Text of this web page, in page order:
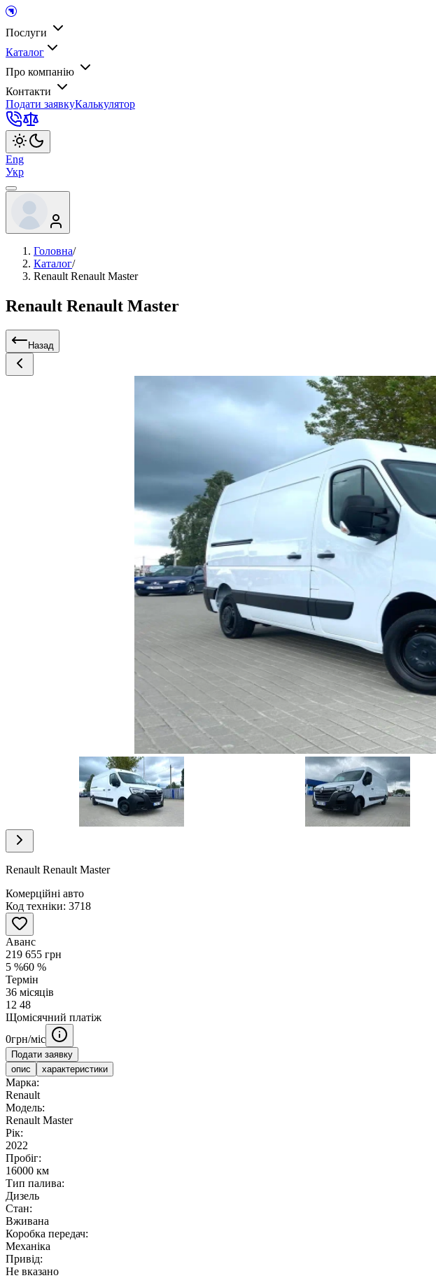
Послуги
Каталог
Про компанію
Контакти
Подати заявкуКалькулятор
Eng
Укр
Головна/
Каталог/
Renault Renault Master
Renault Renault Master
Назад
Item
18
Renault Renault Master
Комерційні авто
Код техніки: 3718
Аванс
219 655 грн
5 %60 %
Термін
36 місяців
12 48
Щомісячний платіж
0грн/міс
Подати заявку
опис
характеристики
Марка:
Renault
Модель:
Renault Master
Рік:
2022
Пробіг:
16000 км
Тип палива:
Дизель
Стан:
Вживана
Коробка передач:
Механіка
Привід:
Не вказано